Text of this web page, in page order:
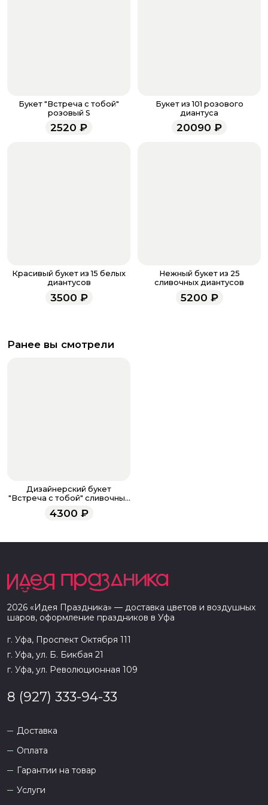
звоните по номеру телефона 8 (927) 936-71-86
напишите WhatsApp
+7 937 333-66-53. Наши
менеджеры работают ежедневно с 9.00 до 23.00 и
всегда рады проконсультировать вас.
Букет "Встреча с тобой"
розовый S
2520 ₽
Букет из 101 розового
диантуса
20090 ₽
Красивый букет из 15 белых
диантусов
3500 ₽
Нежный букет из 25
сливочных диантусов
5200 ₽
Ранее вы смотрели
Дизайнерский букет
"Встреча с тобой" сливочный
4300 ₽
2026 «Идея Праздника» — доставка цветов и воздушных
шаров, оформление праздников в Уфа
г. Уфа, Проспект Октября 111
г. Уфа, ул. Б. Бикбая 21
г. Уфа, ул. Революционная 109
8 (927) 333-94-33
Доставка
Оплата
Гарантии на товар
Услуги